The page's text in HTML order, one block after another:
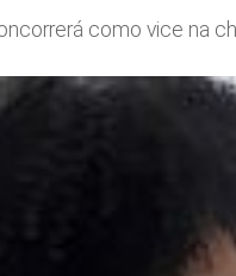
como vice na